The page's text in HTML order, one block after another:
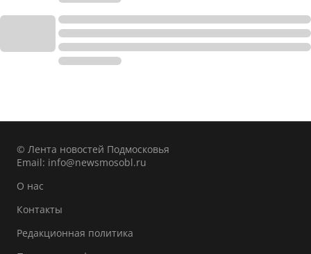
© Лента новостей Подмосковья
Email: info@newsmosobl.ru
О нас
Контакты
Редакционная политика